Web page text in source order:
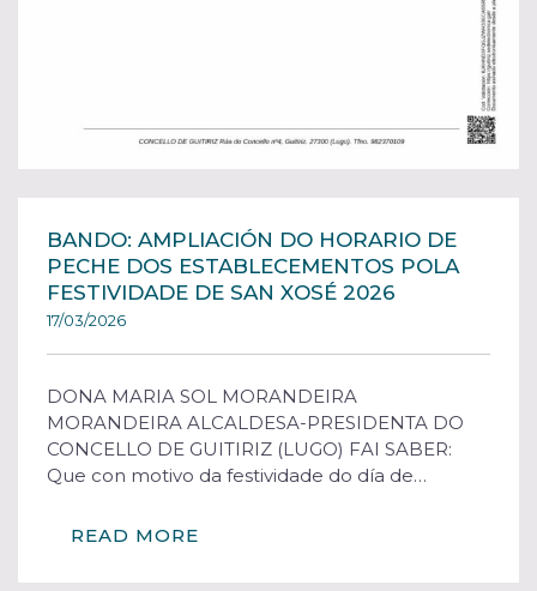
BANDO: AMPLIACIÓN DO HORARIO DE
PECHE DOS ESTABLECEMENTOS POLA
FESTIVIDADE DE SAN XOSÉ 2026
17/03/2026
DONA MARIA SOL MORANDEIRA
MORANDEIRA ALCALDESA-PRESIDENTA DO
CONCELLO DE GUITIRIZ (LUGO) FAI SABER:
Que con motivo da festividade do día de…
READ MORE